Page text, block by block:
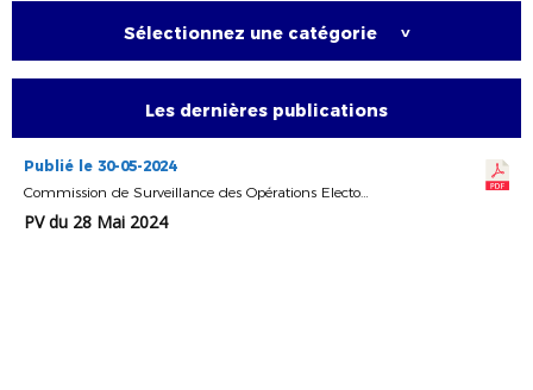
Sélectionnez une catégorie >
Les dernières publications
Publié le 30-05-2024
Commission de Surveillance des Opérations Electorales
PV du 28 Mai 2024